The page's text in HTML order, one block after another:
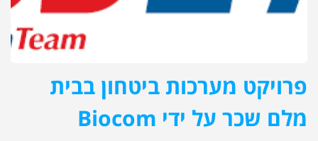
פרויקט מערכות ביטחון בבית
מלם שכר על ידי Biocom